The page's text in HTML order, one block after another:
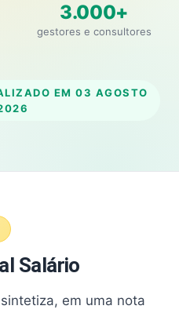
3.000+
gestores e consultores
EM 03 AGOSTO
Salário
em uma nota